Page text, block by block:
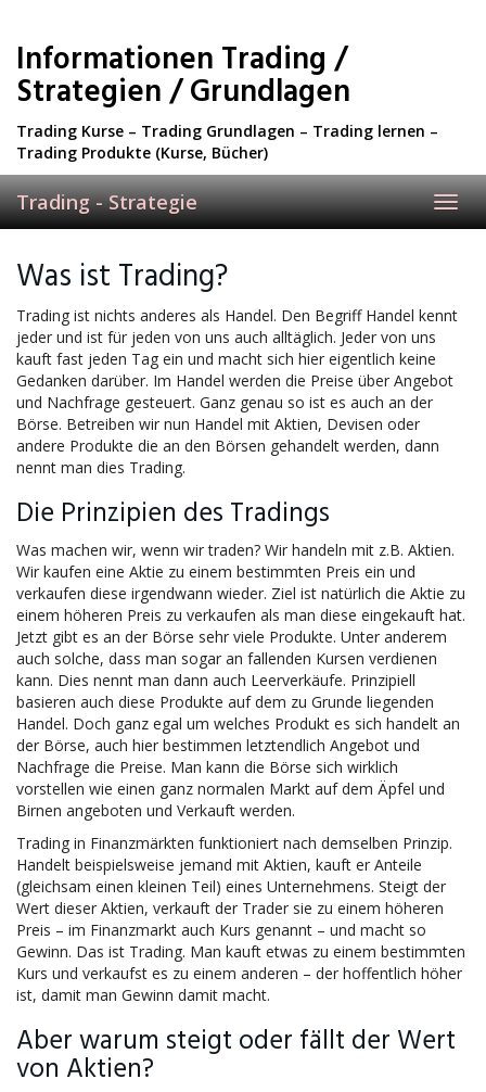
main
content
Informationen Trading /
Strategien / Grundlagen
Trading Kurse – Trading Grundlagen – Trading lernen –
Trading Produkte (Kurse, Bücher)
Trading - Strategie
Was ist Trading?
Trading ist nichts anderes als Handel. Den Begriff Handel kennt
jeder und ist für jeden von uns auch alltäglich. Jeder von uns
kauft fast jeden Tag ein und macht sich hier eigentlich keine
Gedanken darüber. Im Handel werden die Preise über Angebot
und Nachfrage gesteuert. Ganz genau so ist es auch an der
Börse. Betreiben wir nun Handel mit Aktien, Devisen oder
andere Produkte die an den Börsen gehandelt werden, dann
nennt man dies Trading.
Die Prinzipien des Tradings
Was machen wir, wenn wir traden? Wir handeln mit z.B. Aktien.
Wir kaufen eine Aktie zu einem bestimmten Preis ein und
verkaufen diese irgendwann wieder. Ziel ist natürlich die Aktie zu
einem höheren Preis zu verkaufen als man diese eingekauft hat.
Jetzt gibt es an der Börse sehr viele Produkte. Unter anderem
auch solche, dass man sogar an fallenden Kursen verdienen
kann. Dies nennt man dann auch Leerverkäufe. Prinzipiell
basieren auch diese Produkte auf dem zu Grunde liegenden
Handel. Doch ganz egal um welches Produkt es sich handelt an
der Börse, auch hier bestimmen letztendlich Angebot und
Nachfrage die Preise. Man kann die Börse sich wirklich
vorstellen wie einen ganz normalen Markt auf dem Äpfel und
Birnen angeboten und Verkauft werden.
Trading in Finanzmärkten funktioniert nach demselben Prinzip.
Handelt beispielsweise jemand mit Aktien, kauft er Anteile
(gleichsam einen kleinen Teil) eines Unternehmens. Steigt der
Wert dieser Aktien, verkauft der Trader sie zu einem höheren
Preis – im Finanzmarkt auch Kurs genannt – und macht so
Gewinn. Das ist Trading. Man kauft etwas zu einem bestimmten
Kurs und verkaufst es zu einem anderen – der hoffentlich höher
ist, damit man Gewinn damit macht.
Aber warum steigt oder fällt der Wert
von Aktien?